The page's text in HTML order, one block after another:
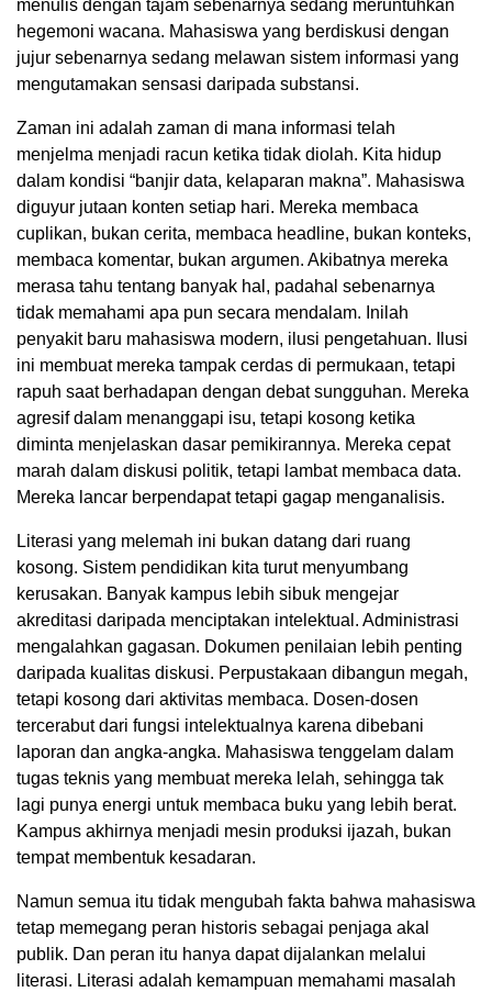
menulis dengan tajam sebenarnya sedang meruntuhkan
hegemoni wacana. Mahasiswa yang berdiskusi dengan
jujur sebenarnya sedang melawan sistem informasi yang
mengutamakan sensasi daripada substansi.
Zaman ini adalah zaman di mana informasi telah
menjelma menjadi racun ketika tidak diolah. Kita hidup
dalam kondisi “banjir data, kelaparan makna”. Mahasiswa
diguyur jutaan konten setiap hari. Mereka membaca
cuplikan, bukan cerita, membaca headline, bukan konteks,
membaca komentar, bukan argumen. Akibatnya mereka
merasa tahu tentang banyak hal, padahal sebenarnya
tidak memahami apa pun secara mendalam. Inilah
penyakit baru mahasiswa modern, ilusi pengetahuan. Ilusi
ini membuat mereka tampak cerdas di permukaan, tetapi
rapuh saat berhadapan dengan debat sungguhan. Mereka
agresif dalam menanggapi isu, tetapi kosong ketika
diminta menjelaskan dasar pemikirannya. Mereka cepat
marah dalam diskusi politik, tetapi lambat membaca data.
Mereka lancar berpendapat tetapi gagap menganalisis.
Literasi yang melemah ini bukan datang dari ruang
kosong. Sistem pendidikan kita turut menyumbang
kerusakan. Banyak kampus lebih sibuk mengejar
akreditasi daripada menciptakan intelektual. Administrasi
mengalahkan gagasan. Dokumen penilaian lebih penting
daripada kualitas diskusi. Perpustakaan dibangun megah,
tetapi kosong dari aktivitas membaca. Dosen-dosen
tercerabut dari fungsi intelektualnya karena dibebani
laporan dan angka-angka. Mahasiswa tenggelam dalam
tugas teknis yang membuat mereka lelah, sehingga tak
lagi punya energi untuk membaca buku yang lebih berat.
Kampus akhirnya menjadi mesin produksi ijazah, bukan
tempat membentuk kesadaran.
Namun semua itu tidak mengubah fakta bahwa mahasiswa
tetap memegang peran historis sebagai penjaga akal
publik. Dan peran itu hanya dapat dijalankan melalui
literasi. Literasi adalah kemampuan memahami masalah